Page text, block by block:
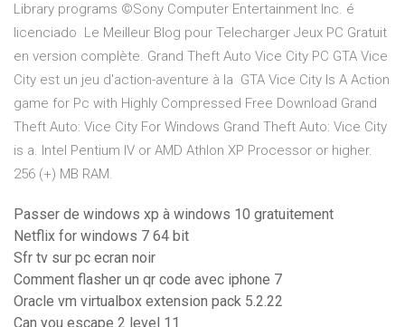
Library programs ©Sony Computer Entertainment Inc. é
licenciado Le Meilleur Blog pour Telecharger Jeux PC Gratuit
en version complète. Grand Theft Auto Vice City PC GTA Vice
City est un jeu d'action-aventure à la GTA Vice City Is A Action
game for Pc with Highly Compressed Free Download Grand
Theft Auto: Vice City For Windows Grand Theft Auto: Vice City
is a. Intel Pentium IV or AMD Athlon XP Processor or higher.
256 (+) MB RAM.
Passer de windows xp à windows 10 gratuitement
Netflix for windows 7 64 bit
Sfr tv sur pc ecran noir
Comment flasher un qr code avec iphone 7
Oracle vm virtualbox extension pack 5.2.22
Can you escape 2 level 11